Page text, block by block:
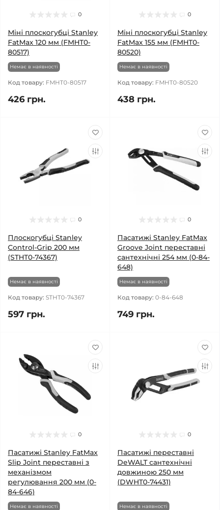
0
Міні плоскогубці Stanley
FatMax 120 мм (FMHT0-
80517)
Немає в наявності
Код товару: FMHT0-80517
426 грн.
0
Міні плоскогубці Stanley
FatMax 155 мм (FMHT0-
80520)
Немає в наявності
Код товару: FMHT0-80520
438 грн.
0
Плоскогубці Stanley
Control-Grip 200 мм
(STHT0-74367)
Немає в наявності
Код товару: STHT0-74367
597 грн.
0
Пасатижі Stanley FatMax
Groove Joint переставні
сантехнічні 254 мм (0-84-
648)
Немає в наявності
Код товару: 0-84-648
749 грн.
0
Пасатижі Stanley FatMax
Slip Joint переставні з
механізмом
регулювання 200 мм (0-
84-646)
Немає в наявності
0
Пасатижі переставні
DeWALT сантехнічні
довжиною 250 мм
(DWHT0-74431)
Немає в наявності